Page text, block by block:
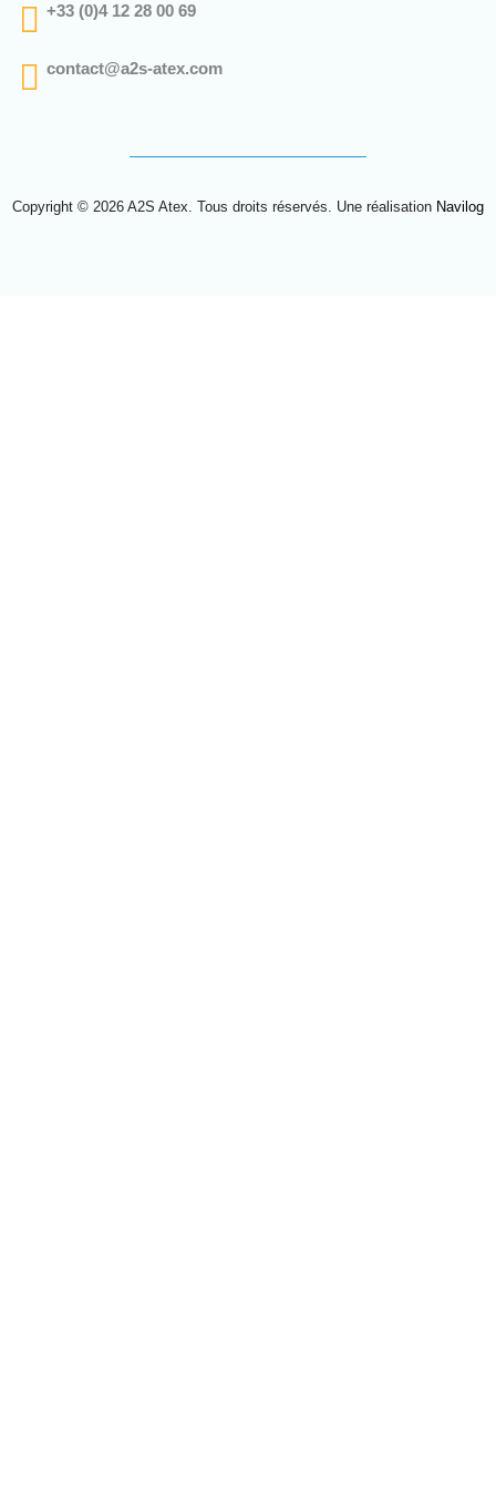
+33 (0)4 12 28 00 69
contact@a2s-atex.com
Copyright © 2026 A2S Atex. Tous droits réservés. Une réalisation Navilog